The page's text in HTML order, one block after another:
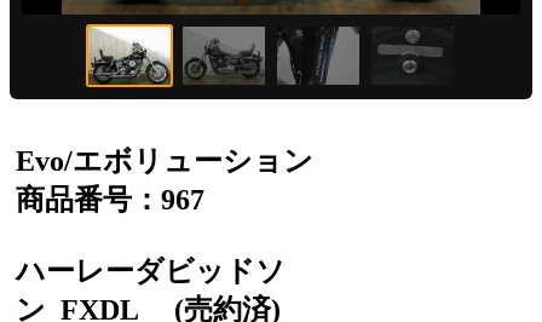
Evo/エボリューション
商品番号：967
ハーレーダビッドソ
ン FXDL (売約済)